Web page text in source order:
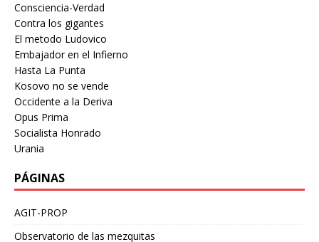
Consciencia-Verdad
Contra los gigantes
El metodo Ludovico
Embajador en el Infierno
Hasta La Punta
Kosovo no se vende
Occidente a la Deriva
Opus Prima
Socialista Honrado
Urania
PÁGINAS
AGIT-PROP
Observatorio de las mezquitas